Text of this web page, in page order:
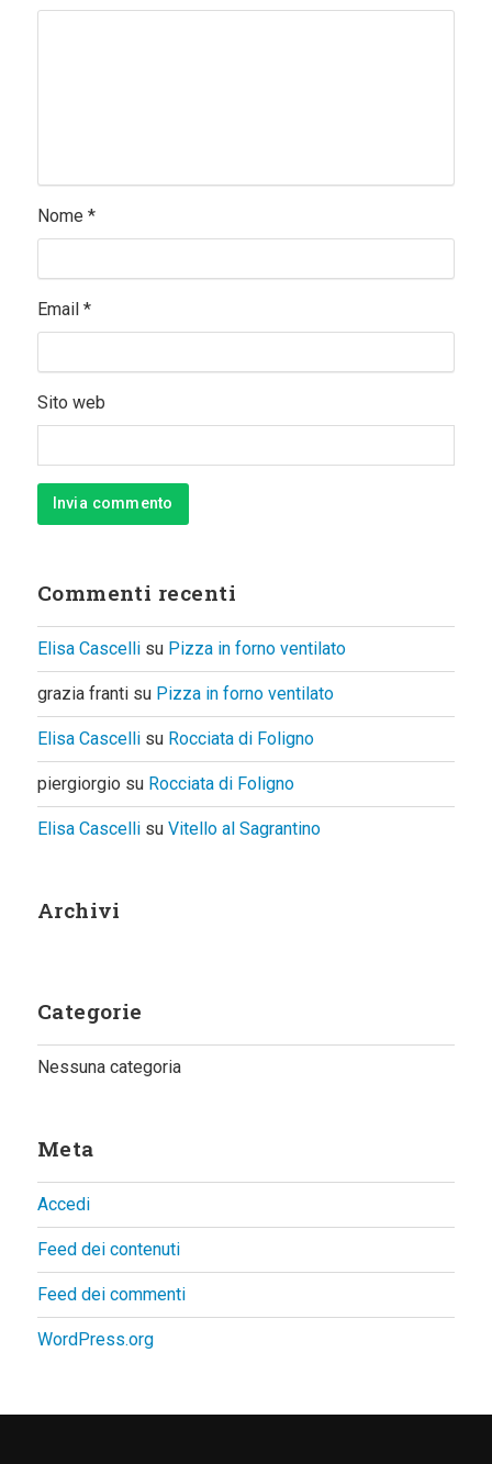
Nome *
Email *
Sito web
Commenti recenti
Elisa Cascellisu Pizza in forno ventilato
grazia frantisu Pizza in forno ventilato
Elisa Cascellisu Rocciata di Foligno
piergiorgio su Rocciata di Foligno
Elisa Cascellisu Vitello al Sagrantino
Archivi
Categorie
Nessuna categoria
Meta
Accedi
Feed dei contenuti
Feed dei commenti
WordPress.org